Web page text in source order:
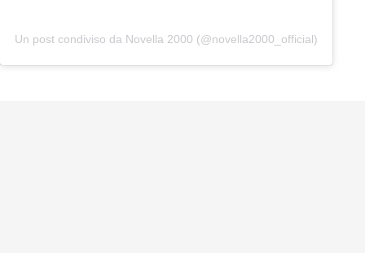
Un post condiviso da Novella 2000 (@novella2000_official)